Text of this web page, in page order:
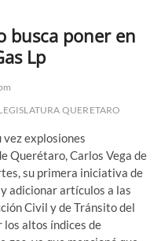
busca poner en
Lp
QUERETARO
explosiones
Querétaro, Carlos Vega de
su primera iniciativa de
adicionar artículos a las
Civil y de Tránsito del
los altos índices de